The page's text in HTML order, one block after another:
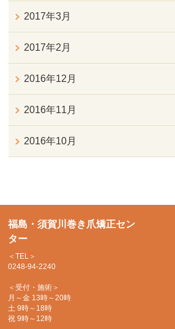
2017年3月
2017年2月
2016年12月
2016年11月
2016年10月
福島・須賀川巻き爪矯正セン
ター
＜TEL＞
0248-94-2240
＜受付・施術＞
月～金 13時～20時
土 9時～18時
祝 9時～12時